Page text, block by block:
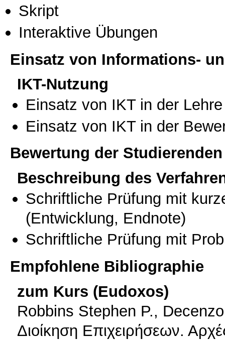
Skript
Interaktive Übungen
Einsatz von Informations-
IKT-Nutzung
Einsatz von IKT in der Lehre
Einsatz von IKT in der
Bewertung der Studierenden
Beschreibung des
Schriftliche Prüfung mit
(Entwicklung, Endnote)
Schriftliche Prüfung mit
Empfohlene Bibliographie
zum Kurs (Eudoxos)
Robbins Stephen P.,
Διοίκηση Επιχειρήσεων.